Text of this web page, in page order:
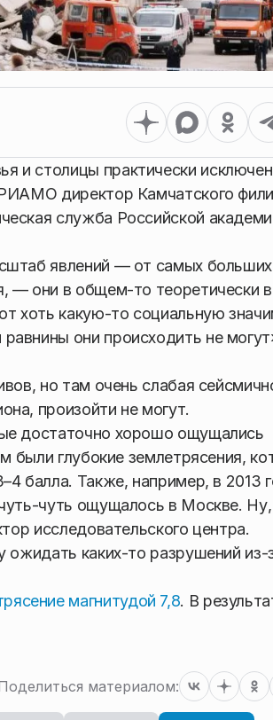
и столицы практически
директор Камчатского
служба Российской
явлений — от самых больших
— они в общем-то теоретически
хоть какую-то социальную
они происходить не
но там очень слабая
произойти не могут.
достаточно хорошо ощущались
были глубокие землетрясения,
балла. Также, например, в 2013
чуть ощущалось в Москве. Ну,
исследовательского центра.
ожидать каких-то разрушений из-
магнитудой 7,8. В
материалом: